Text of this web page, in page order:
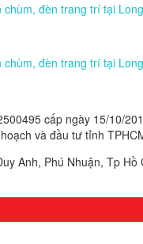
chùm, đèn trang trí tại
chùm, đèn trang trí tại
cấp ngày 15/10/
và đầu tư tỉnh
Anh, Phú Nhuận, Tp Hồ